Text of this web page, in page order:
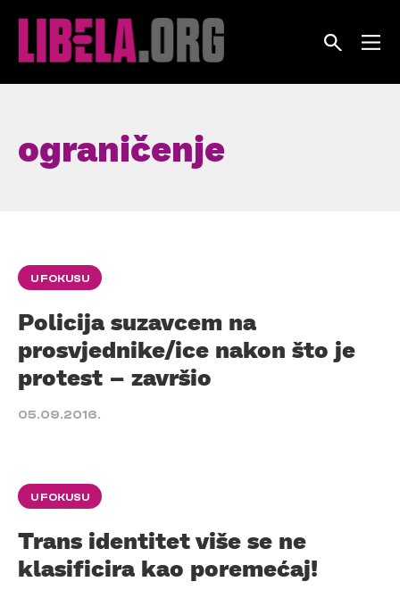
ograničenje
U FOKUSU
Policija suzavcem na
prosvjednike/ice nakon što je
protest – završio
05.09.2016.
U FOKUSU
Trans identitet više se ne
klasificira kao poremećaj!